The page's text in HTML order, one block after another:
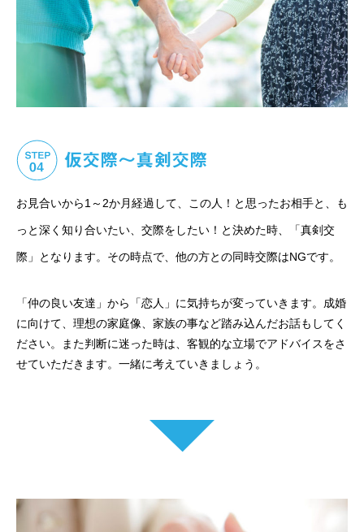
お見合いから1～2か月経過して、この人！と思ったお相手と、も
っと深く知り合いたい、交際をしたい！と決めた時、「真剣交
際」となります。その時点で、他の方との同時交際はNGです。
「仲の良い友達」から「恋人」に気持ちが変っていきます。成婚
に向けて、理想の家庭像、家族の事など踏み込んだお話もしてく
ださい。また判断に迷った時は、客観的な立場でアドバイスをさ
せていただきます。一緒に考えていきましょう。